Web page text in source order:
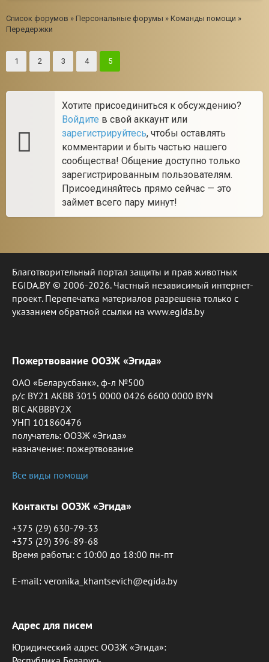
Список форумов » Персональные форумы » Команды помощи »
Передержки
1 2 3 4 5
Хотите присоединиться к обсуждению?
Войдите в свой аккаунт или
зарегистрируйтесь, чтобы оставлять
комментарии и быть частью нашего
сообщества! Общение доступно только
зарегистрированным пользователям.
Присоединяйтесь прямо сейчас — это
займет всего пару минут!
Благотворительный портал защиты и прав животных
EGIDA.BY © 2006-2026. Частный независимый интернет-
проект. Перепечатка материалов разрешена только с
указанием обратной ссылки на www.egida.by
Пожертвование ООЗЖ «Эгида»
ОАО «Беларусбанк», ф-л №500
р/с BY21 AKBB 3015 0000 0426 6600 0000 BYN
BIC AKBBBY2X
УНП 101860476
получатель: ООЗЖ «Эгида»
назначение: пожертвование
Все виды помощи
Контакты ООЗЖ «Эгида»
+375 (29) 630-79-33
+375 (29) 396-89-68
Время работы: c 10:00 до 18:00 пн-пт
E-mail: veronika_khantsevich@egida.by
Адрес для писем
Юридический адрес ООЗЖ «Эгида»: